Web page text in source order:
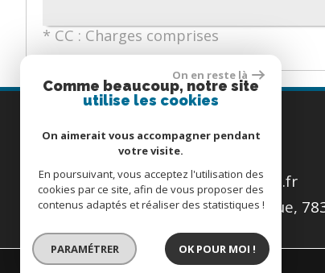
* CC : Charges comprises
01 34 60 16 28
E-maildevaux-immobilier@orange.fr
Adresse 16 Avenue de la République,
Le-Fleury
© 2026 | Tous droits réservés | Traduction powered by Google
On en reste là
Comme beaucoup, notre site
utilise les cookies
On aimerait vous accompagner pendant
votre visite.
En poursuivant, vous acceptez l'utilisation des
cookies par ce site, afin de vous proposer des
contenus adaptés et réaliser des statistiques !
PARAMÉTRER OK POUR MOI !